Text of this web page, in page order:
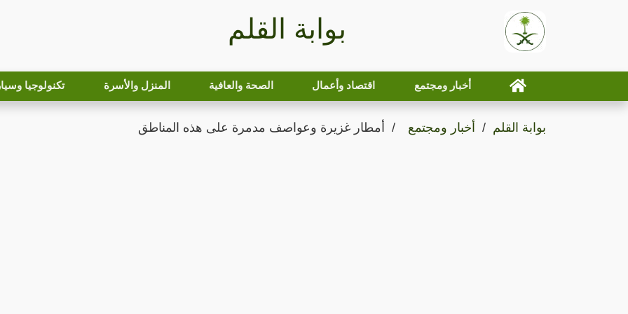
بوابة القلم
أخبار ومجتمع اقتصاد وأعمال الصحة والعافية المنزل والأسرة تكنولوجيا
بوابة القلم أخبار ومجتمع أمطار غزيرة وعواصف مدمرة على هذه المناطق